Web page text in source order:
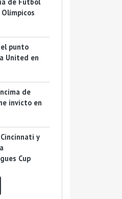
punto
United en
de
invicto en
y
Cup